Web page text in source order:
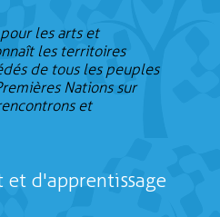
les arts et
les territoires
de tous les peuples
Nations sur
et
et d'apprentissage